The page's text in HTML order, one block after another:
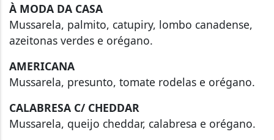
À MODA DA CASA
Mussarela, palmito, catupiry, lombo canadense,
azeitonas verdes e orégano.
AMERICANA
Mussarela, presunto, tomate rodelas e orégano.
CALABRESA C/ CHEDDAR
Mussarela, queijo cheddar, calabresa e orégano.